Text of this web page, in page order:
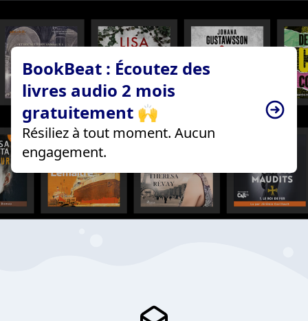
BookBeat : Écoutez des
livres audio 2 mois
gratuitement 🙌
Résiliez à tout moment. Aucun
engagement.